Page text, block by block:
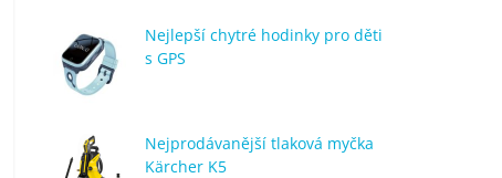
Nejlepší chytré hodinky pro děti
s GPS
Nejprodávanější tlaková myčka
Kärcher K5